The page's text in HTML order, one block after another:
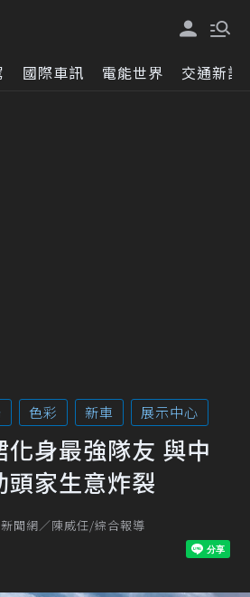
國際車訊 電能世界 交通新訊
色彩 新車 展示中心
身最強隊友 與中
頭家生意炸裂
聞網／陳威任/綜合報導